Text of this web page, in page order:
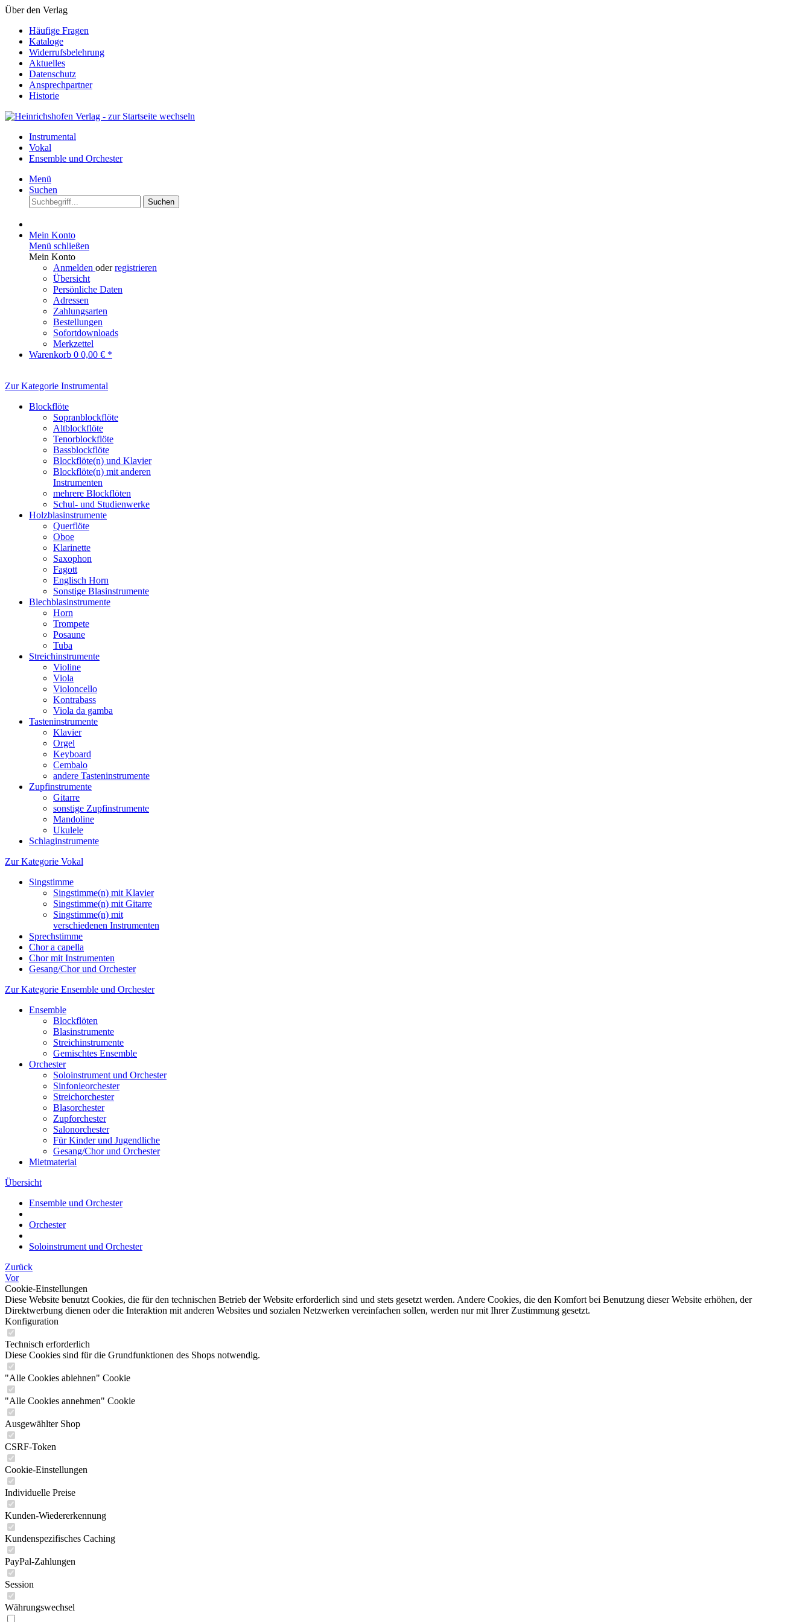
Über den Verlag
Häufige Fragen
Kataloge
Widerrufsbelehrung
Aktuelles
Datenschutz
Ansprechpartner
Historie
Instrumental
Vokal
Ensemble und Orchester
Menü
Suchen
Suchen
Mein Konto
Menü schließen
Mein Konto
Anmelden oderregistrieren
Übersicht
Persönliche Daten
Adressen
Zahlungsarten
Bestellungen
Sofortdownloads
Merkzettel
Warenkorb 0 0,00 € *
Zur Kategorie Instrumental
Blockflöte
Sopranblockflöte
Altblockflöte
Tenorblockflöte
Bassblockflöte
Blockflöte(n) und Klavier
Blockflöte(n) mit anderen
Instrumenten
mehrere Blockflöten
Schul- und Studienwerke
Holzblasinstrumente
Querflöte
Oboe
Klarinette
Saxophon
Fagott
Englisch Horn
Sonstige Blasinstrumente
Blechblasinstrumente
Horn
Trompete
Posaune
Tuba
Streichinstrumente
Violine
Viola
Violoncello
Kontrabass
Viola da gamba
Tasteninstrumente
Klavier
Orgel
Keyboard
Cembalo
andere Tasteninstrumente
Zupfinstrumente
Gitarre
sonstige Zupfinstrumente
Mandoline
Ukulele
Schlaginstrumente
Zur Kategorie Vokal
Singstimme
Singstimme(n) mit Klavier
Singstimme(n) mit Gitarre
Singstimme(n) mit
verschiedenen Instrumenten
Sprechstimme
Chor a capella
Chor mit Instrumenten
Gesang/Chor und Orchester
Zur Kategorie Ensemble und Orchester
Ensemble
Blockflöten
Blasinstrumente
Streichinstrumente
Gemischtes Ensemble
Orchester
Soloinstrument und Orchester
Sinfonieorchester
Streichorchester
Blasorchester
Zupforchester
Salonorchester
Für Kinder und Jugendliche
Gesang/Chor und Orchester
Mietmaterial
Übersicht
Ensemble und Orchester
Orchester
Soloinstrument und Orchester
Zurück
Vor
Cookie-Einstellungen
Diese Website benutzt Cookies, die für den technischen Betrieb der Website erforderlich sind und stets gesetzt werden. Andere Cookies, die den Komfort bei Benutzung dieser Website erhöhen, der
Direktwerbung dienen oder die Interaktion mit anderen Websites und sozialen Netzwerken vereinfachen sollen, werden nur mit Ihrer Zustimmung gesetzt.
Konfiguration
Technisch erforderlich
Diese Cookies sind für die Grundfunktionen des Shops notwendig.
"Alle Cookies ablehnen" Cookie
"Alle Cookies annehmen" Cookie
Ausgewählter Shop
CSRF-Token
Cookie-Einstellungen
Individuelle Preise
Kunden-Wiedererkennung
Kundenspezifisches Caching
PayPal-Zahlungen
Session
Währungswechsel